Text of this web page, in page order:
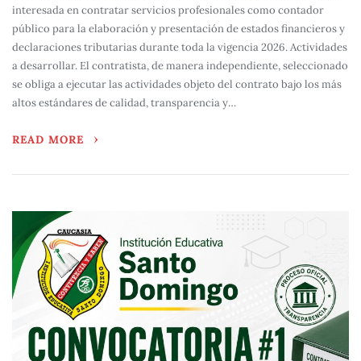
interesada en contratar servicios profesionales como contador
público para la elaboración y presentación de estados financieros y
declaraciones tributarias durante toda la vigencia 2026. Actividades
a desarrollar. El contratista, de manera independiente, seleccionado
se obliga a ejecutar las actividades objeto del contrato bajo los más
altos estándares de calidad, transparencia y…
READ MORE